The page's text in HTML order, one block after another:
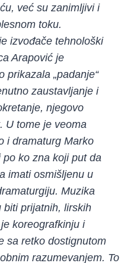
već su zanimljivi i
toku.
izvođače tehnološki
Arapović je
prikazala „padanje“
zaustavljanje i
njegovo
U tome je veoma
i dramaturg Marko
ko zna koji put da
imati osmišljenu u
Muzika
prijatnih, lirskih
koreografkinju i
sa retko dostignutom
razumevanjem. To